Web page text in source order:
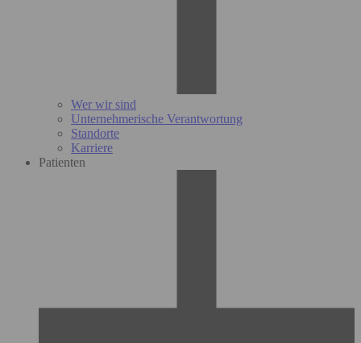
Wer wir sind
Unternehmerische Verantwortung
Standorte
Karriere
Patienten